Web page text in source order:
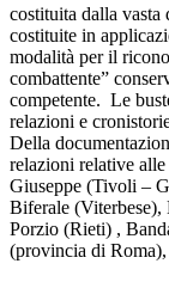
costituita dalla vasta
costituite in
modalità per il
combattente”
competente. Le
relazioni e
Della
relazioni relative
Giuseppe (Tivoli –
Biferale
Porzio (Rieti) ,
(provincia di